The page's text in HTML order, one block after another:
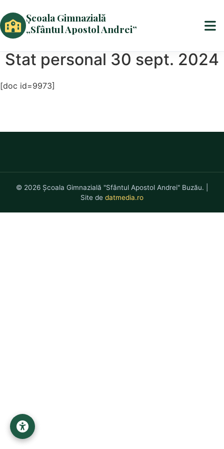
Școala Gimnazială
„Sfântul Apostol Andrei”
Stat personal 30 sept. 2024
[doc id=9973]
© 2026 Școala Gimnazială "Sfântul Apostol Andrei" Buzău. |
Site de datmedia.ro